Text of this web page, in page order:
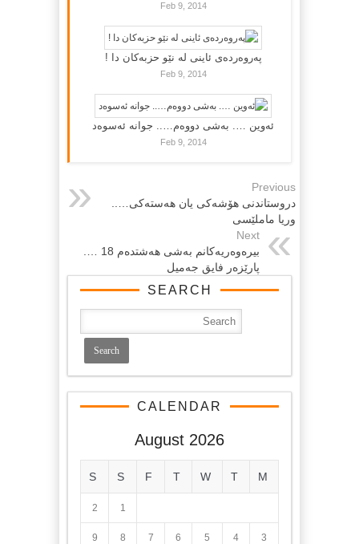
Feb 9, 2014
پەروەردەی ئاینی لە نێو حزبەکان دا !
Feb 9, 2014
ئەوین …. بەشی دووەم….. جوانە ئەسوەد
Feb 9, 2014
Previous
دروستاندنی هۆشه‌کی یان هه‌سته‌کی…..
وریا ماملێسی
Next
پارێزەر فایق جەمیل
SEARCH
CALENDAR
August 2026
M
T
W
T
F
S
S
1
2
3
4
5
6
7
8
9